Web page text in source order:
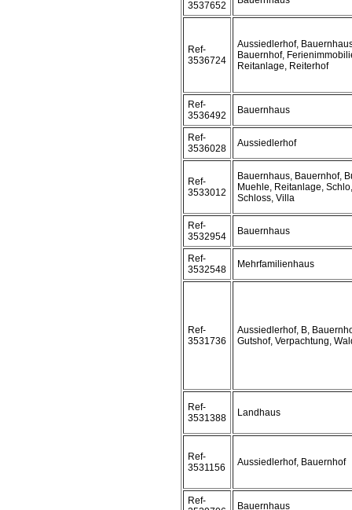
3537652
Ref-
3536724
Aussiedlerhof,
Bauernhof,
Reitanlage, Reiterhof
Ref-
3536492
Bauernhaus
Ref-
3536028
Aussiedlerhof
Ref-
3533012
Bauernhaus, Bauernhof,
Muehle, Reitanlage, Schlo,
Schloss, Villa
Ref-
3532954
Bauernhaus
Ref-
3532548
Mehrfamilienhaus
Ref-
3531736
Aussiedlerhof, B,
Gutshof, Verpachtung,
Ref-
3531388
Landhaus
Ref-
3531156
Aussiedlerhof, Bauernhof
Ref-
Bauernhaus